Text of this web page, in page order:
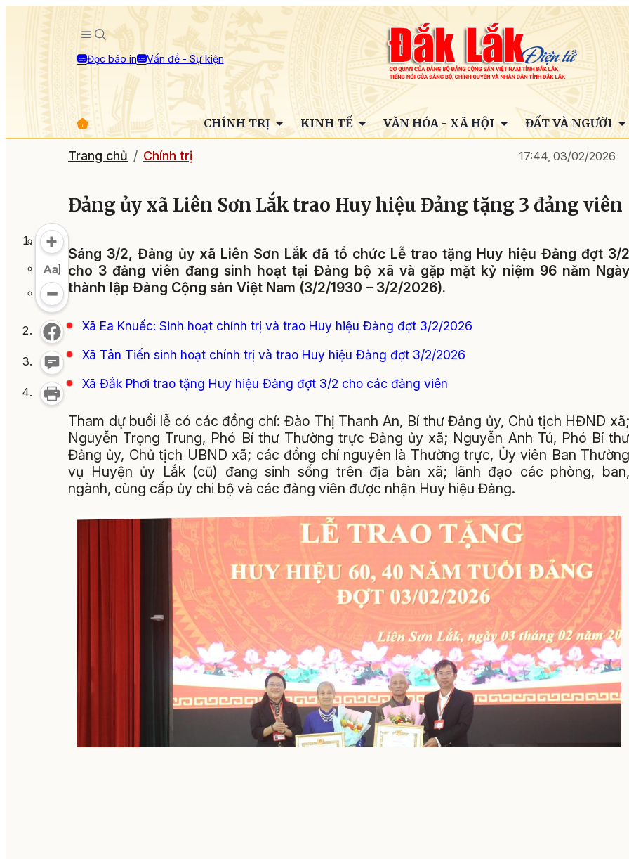
Đọc báo in Vấn đề - Sự kiện
CHÍNH TRỊ KINH TẾ VĂN HÓA - XÃ HỘI ĐẤT VÀ NGƯỜI
Trang chủ Chính trị 17:44, 03/02/2026
Đảng ủy xã Liên Sơn Lắk trao Huy hiệu Đảng tặng 3 đảng viên
Sáng 3/2, Đảng ủy xã Liên Sơn Lắk đã tổ chức Lễ trao tặng Huy hiệu Đảng đợt 3/2
cho 3 đảng viên đang sinh hoạt tại Đảng bộ xã và gặp mặt kỷ niệm 96 năm Ngày
thành lập Đảng Cộng sản Việt Nam (3/2/1930 – 3/2/2026).
Xã Ea Knuếc: Sinh hoạt chính trị và trao Huy hiệu Đảng đợt 3/2/2026
Xã Tân Tiến sinh hoạt chính trị và trao Huy hiệu Đảng đợt 3/2/2026
Xã Đắk Phơi trao tặng Huy hiệu Đảng đợt 3/2 cho các đảng viên
Tham dự buổi lễ có các đồng chí: Đào Thị Thanh An, Bí thư Đảng ủy, Chủ tịch HĐND xã;
Nguyễn Trọng Trung, Phó Bí thư Thường trực Đảng ủy xã; Nguyễn Anh Tú, Phó Bí thư
Đảng ủy, Chủ tịch UBND xã; các đồng chí nguyên là Thường trực, Ủy viên Ban Thường
vụ Huyện ủy Lắk (cũ) đang sinh sống trên địa bàn xã; lãnh đạo các phòng, ban,
ngành, cùng cấp ủy chi bộ và các đảng viên được nhận Huy hiệu Đảng.